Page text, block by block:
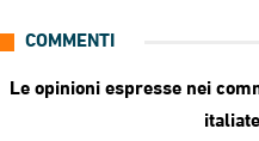
COMMENTI
Le opinioni espresse nei